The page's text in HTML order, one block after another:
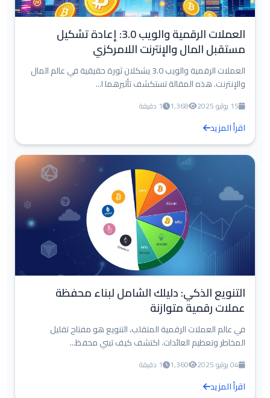
العملات الرقمية والويب 3.0: إعادة تشكيل
مستقبل المال والإنترنت اللامركزي
العملات الرقمية والويب 3.0 يشكلان ثورة حقيقية في عالم المال
والإنترنت. هذه المقالة تستكشف تأثيرهما ا...
15 يوليو 2025 1,368 1 دقيقة
اقرأ المزيد
التنويع الذكي: دليلك الشامل لبناء محفظة
عملات رقمية متوازنة
في عالم العملات الرقمية المتقلب، التنويع هو مفتاح تقليل
المخاطر وتعظيم العائدات. اكتشف كيف تبني محفظ...
04 يوليو 2025 1,360 1 دقيقة
اقرأ المزيد